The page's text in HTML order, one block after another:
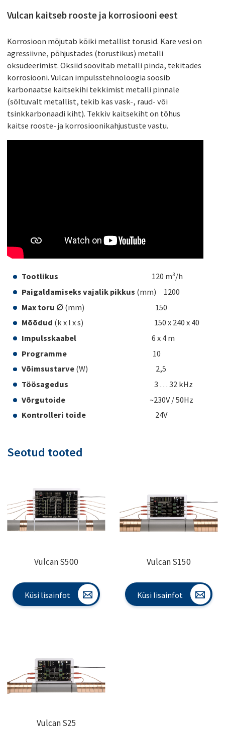
Vulcan kaitseb rooste ja korrosiooni eest
Korrosioon mõjutab kõiki metallist torusid. Kare vesi on
agressiivne, põhjustades (torustikus) metalli
oksüdeerimist. Oksiid söövitab metalli pinda, tekitades
korrosiooni. Vulcan impulsstehnoloogia soosib
karbonaatse kaitsekihi tekkimist metalli pinnale
(sõltuvalt metallist, tekib kas vask-, raud- või
tsinkkarbonaadi kiht). Tekkiv kaitsekiht on tõhus
kaitse rooste- ja korrosioonikahjustuste vastu.
Tootlikus
120 m³/h
Paigaldamiseks vajalik pikkus (mm) 1200
Max toru ∅ (mm) 150
Mõõdud (k x l x s) 150 x 240 x 40
Impulsskaabel6 x 4 m
Programme
10
Võimsustarve (W) 2,5
Töösagedus 3 … 32 kHz
Võrgutoide ~230V / 50Hz
Kontrolleri toide 24V
Seotud tooted
Vulcan S500
Küsi lisainfot
Vulcan S150
Küsi lisainfot
Vulcan S25